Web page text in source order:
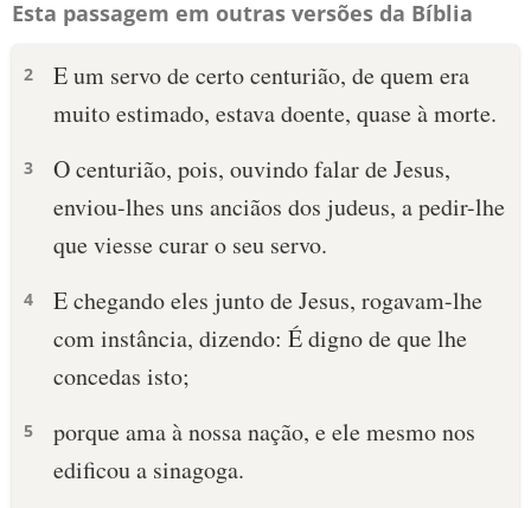
Esta passagem em outras versões da Bíblia
2
E um servo de certo centurião, de quem era
muito estimado, estava doente, quase à morte.
3
O centurião, pois, ouvindo falar de Jesus,
enviou-lhes uns anciãos dos judeus, a pedir-lhe
que viesse curar o seu servo.
4
E chegando eles junto de Jesus, rogavam-lhe
com instância, dizendo: É digno de que lhe
concedas isto;
5
porque ama à nossa nação, e ele mesmo nos
edificou a sinagoga.